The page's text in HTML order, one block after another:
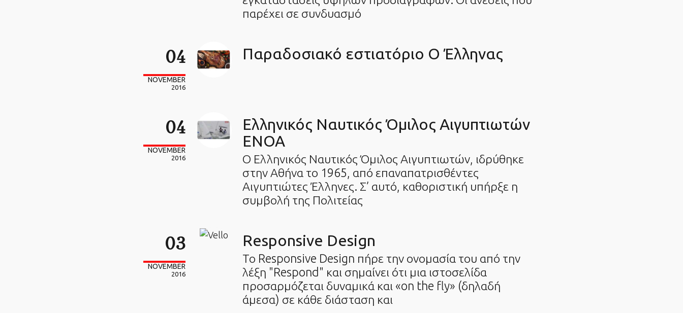
παρέχει σε συνδυασμό
04
NOVEMBER
2016
Παραδοσιακό εστιατόριο Ο Έλληνας
04
NOVEMBER
2016
Ελληνικός Ναυτικός Όμιλος Αιγυπτιωτών
ΕΝΟΑ
Ο Ελληνικός Ναυτικός Όμιλος Αιγυπτιωτών, ιδρύθηκε
στην Αθήνα το 1965, από επαναπατρισθέντες
Αιγυπτιώτες Έλληνες. Σ’ αυτό, καθοριστική υπήρξε η
συμβολή της Πολιτείας
03
NOVEMBER
2016
Responsive Design
Το Responsive Design πήρε την ονομασία του από την
λέξη "Respond" και σημαίνει ότι μια ιστοσελίδα
προσαρμόζεται δυναμικά και «on the fly» (δηλαδή
άμεσα) σε κάθε διάσταση και